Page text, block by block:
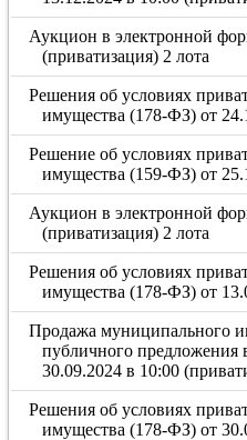
Аукцион в электронной
(приватизация) 2 лота
Решения об условиях
имущества (178-ФЗ) от
Решение об условиях
имущества (159-ФЗ) от
Аукцион в электронной
(приватизация) 2 лота
Решения об условиях
имущества (178-ФЗ) от
Продажа муниципального
публичного предложения
30.09.2024 в 10:00
Решения об условиях
имущества (178-ФЗ) от